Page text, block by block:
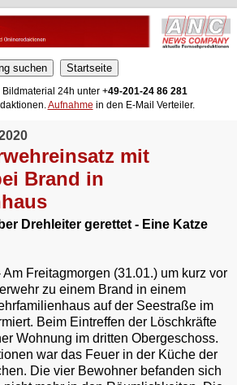
suchen
24h unter +49-201-24 86 281
Aufnahme in den E-Mail Verteiler.
mit
Brand in
Drehleiter gerettet - Eine Katze
Freitagmorgen (31.01.) um kurz vor
zu einem Brand in einem
auf der Seestraße im
Beim Eintreffen der Löschkräfte
Wohnung im dritten Obergeschoss.
war das Feuer in der Küche der
Die vier Bewohner befanden sich